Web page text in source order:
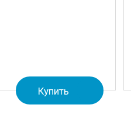
Купить